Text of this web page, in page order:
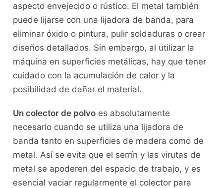
aspecto envejecido o rústico. El metal también
puede lijarse con una lijadora de banda, para
eliminar óxido o pintura, pulir soldaduras o crear
diseños detallados. Sin embargo, al utilizar la
máquina en superficies metálicas, hay que tener
cuidado con la acumulación de calor y la
posibilidad de dañar el material.
Un colector de polvoes absolutamente
necesario cuando se utiliza una lijadora de
banda tanto en superficies de madera como de
metal. Así se evita que el serrín y las virutas de
metal se apoderen del espacio de trabajo, y es
esencial vaciar regularmente el colector para